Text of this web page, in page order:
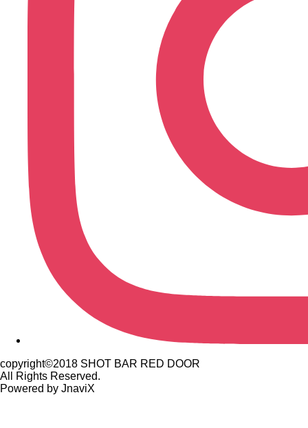
copyright©2018 SHOT BAR RED DOOR
All Rights Reserved.
Powered by JnaviX